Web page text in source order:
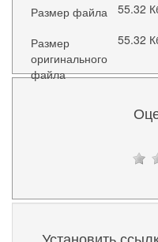
Размер файла
55.32
Размер
оригинального
файла
55.32